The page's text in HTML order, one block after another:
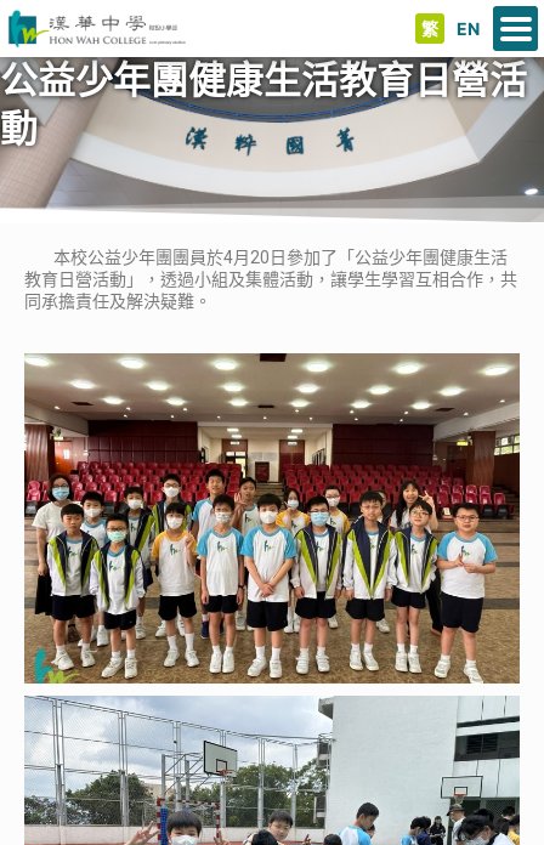
繁 EN
公益少年團健康生活教育日營活
動
本校公益少年團團員於4月20日參加了「公益少年團健康生活
教育日營活動」，透過小組及集體活動，讓學生學習互相合作，共
同承擔責任及解決疑難。